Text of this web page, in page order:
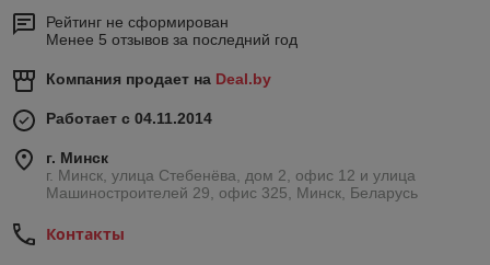
Рейтинг не сформирован
Менее 5 отзывов за последний год
Компания продает на Deal.by
Работает с 04.11.2014
г. Минск
г. Минск, улица Стебенёва, дом 2, офис 12 и улица
Машиностроителей 29, офис 325, Минск, Беларусь
Контакты